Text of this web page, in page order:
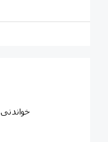
#خواندنی